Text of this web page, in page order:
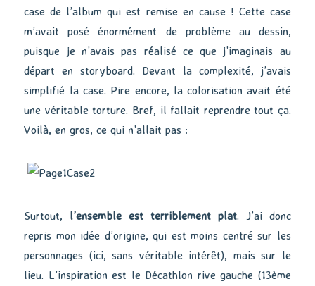
case de l’album qui est remise en cause ! Cette case
m’avait posé énormément de problème au dessin,
puisque je n’avais pas réalisé ce que j’imaginais au
départ en storyboard. Devant la complexité, j’avais
simplifié la case. Pire encore, la colorisation avait été
une véritable torture. Bref, il fallait reprendre tout ça.
Voilà, en gros, ce qui n’allait pas :
Surtout, l’ensemble est terriblement plat. J’ai donc
repris mon idée d’origine, qui est moins centré sur les
personnages (ici, sans véritable intérêt), mais sur le
lieu. L’inspiration est le Décathlon rive gauche (13ème